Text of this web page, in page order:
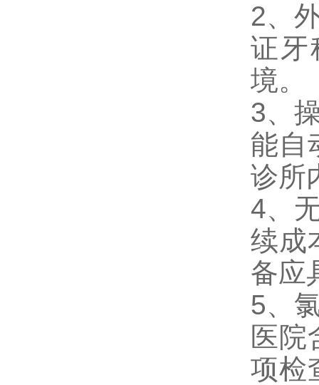
2、
证牙
境。
3、
能自
诊所
4、
续成
备应
5、
医院
项检